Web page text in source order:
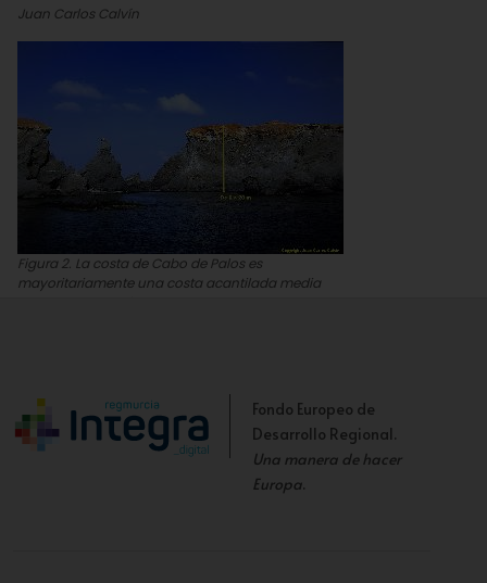
Juan Carlos Calvín
Figura 2. La costa de Cabo de Palos es
mayoritariamente una costa acantilada media
Fondo Europeo de
Desarrollo Regional.
Una manera de hacer
Europa.